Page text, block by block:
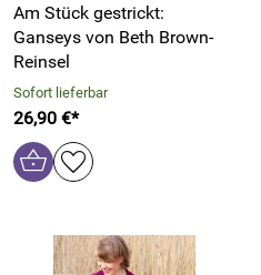
Am Stück gestrickt:
Ganseys von Beth Brown-
Reinsel
Sofort lieferbar
26,90 €*